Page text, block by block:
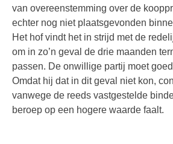
van overeenstemming over de
echter nog niet plaatsgevonden
Het hof vindt het in strijd met de
om in zo’n geval de drie maanden
passen. De onwillige partij moet
Omdat hij dat in dit geval niet kon,
vanwege de reeds vastgestelde
beroep op een hogere waarde faalt.